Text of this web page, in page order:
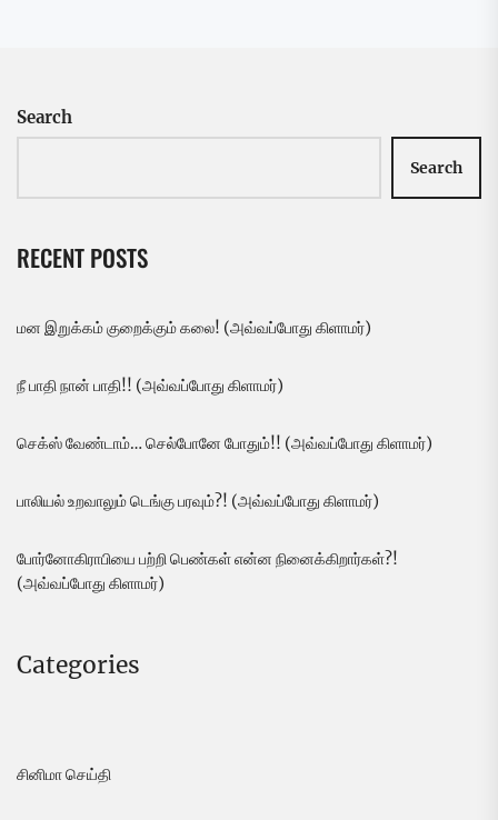
Search
Search
RECENT POSTS
மன இறுக்கம் குறைக்கும் கலை! (அவ்வப்போது கிளாமர்)
நீ பாதி நான் பாதி!! (அவ்வப்போது கிளாமர்)
செக்ஸ் வேண்டாம்… செல்போனே போதும்!! (அவ்வப்போது கிளாமர்)
பாலியல் உறவாலும் டெங்கு பரவும்?! (அவ்வப்போது கிளாமர்)
போர்னோகிராபியை பற்றி பெண்கள் என்ன நினைக்கிறார்கள்?!
(அவ்வப்போது கிளாமர்)
Categories
சினிமா செய்தி